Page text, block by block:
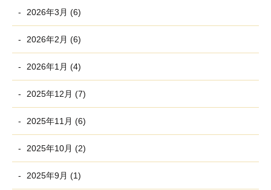
2026年3月 (6)
2026年2月 (6)
2026年1月 (4)
2025年12月 (7)
2025年11月 (6)
2025年10月 (2)
2025年9月 (1)